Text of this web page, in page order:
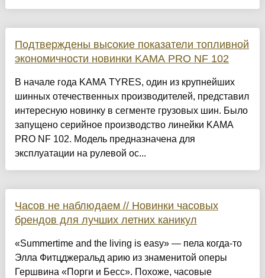
Подтверждены высокие показатели топливной
экономичности новинки KAMA PRO NF 102
В начале года KAMA TYRES, один из крупнейших
шинных отечественных производителей, представил
интересную новинку в сегменте грузовых шин. Было
запущено серийное производство линейки KAMA
PRO NF 102. Модель предназначена для
эксплуатации на рулевой ос...
Часов не наблюдаем // Новинки часовых
брендов для лучших летних каникул
«Summertime and the living is easy» — пела когда-то
Элла Фитцджеральд арию из знаменитой оперы
Гершвина «Порги и Бесс». Похоже, часовые